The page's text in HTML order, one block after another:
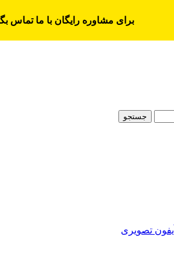
جستجو
آیفون تصویری
برای مشاوره رایگان با ما تماس